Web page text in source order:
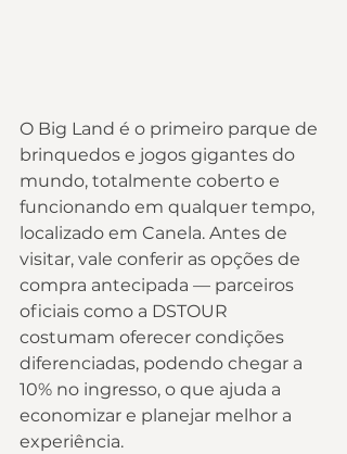
O Big Land é o primeiro parque de
brinquedos e jogos gigantes do
mundo, totalmente coberto e
funcionando em qualquer tempo,
localizado em Canela. Antes de
visitar, vale conferir as opções de
compra antecipada — parceiros
oficiais como a DSTOUR
costumam oferecer condições
diferenciadas, podendo chegar a
10% no ingresso, o que ajuda a
economizar e planejar melhor a
experiência.